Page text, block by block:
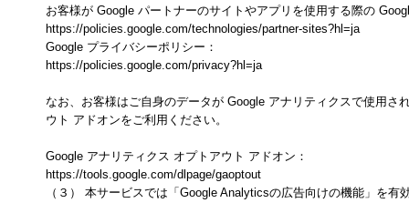
お客様が Google パートナーのサイトやアプリを使用する際の
https://policies.google.com/technologies/partner-sites?hl=ja
Google プライバシーポリシー：
https://policies.google.com/privacy?hl=ja
なお、お客様はご自身のデータが Google アナリティクスで使用
ウト アドオンをご利用ください。
Google アナリティクス オプトアウト アドオン：
https://tools.google.com/dlpage/gaoptout
（３） 本サービスでは「Google Analyticsの広告向けの機能」を